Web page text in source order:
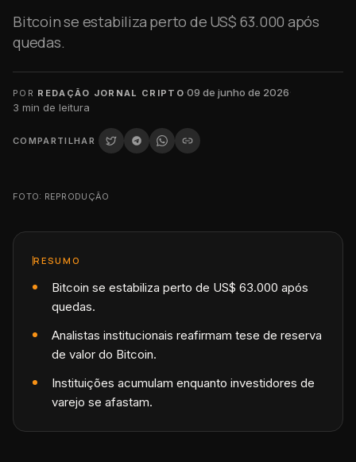
Bitcoin se estabiliza perto de US$ 63.000 após
quedas.
POR REDAÇÃO JORNAL CRIPTO·09 de junho de 2026·
3 min de leitura
COMPARTILHAR
FOTO: REPRODUÇÃO
RESUMO
Bitcoin se estabiliza perto de US$ 63.000 após
quedas.
Analistas institucionais reafirmam tese de reserva
de valor do Bitcoin.
Instituições acumulam enquanto investidores de
varejo se afastam.